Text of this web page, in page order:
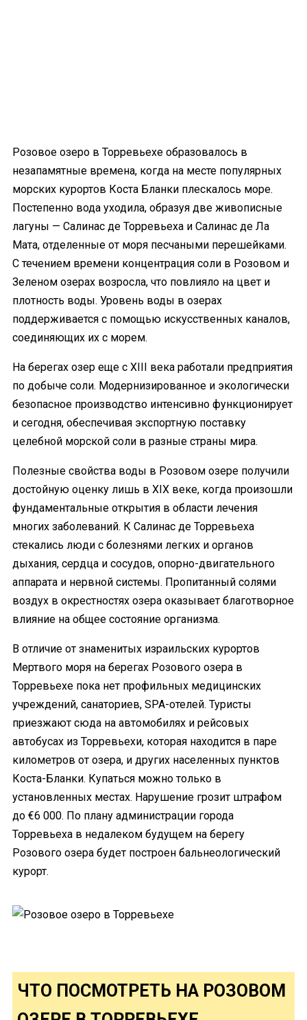
Розовое озеро в Торревьехе образовалось в
незапамятные времена, когда на месте популярных
морских курортов Коста Бланки плескалось море.
Постепенно вода уходила, образуя две живописные
лагуны — Салинас де Торревьеха и Салинас де Ла
Мата, отделенные от моря песчаными перешейками.
С течением времени концентрация соли в Розовом и
Зеленом озерах возросла, что повлияло на цвет и
плотность воды. Уровень воды в озерах
поддерживается с помощью искусственных каналов,
соединяющих их с морем.
На берегах озер еще с XIII века работали предприятия
по добыче соли. Модернизированное и экологически
безопасное производство интенсивно функционирует
и сегодня, обеспечивая экспортную поставку
целебной морской соли в разные страны мира.
Полезные свойства воды в Розовом озере получили
достойную оценку лишь в XIX веке, когда произошли
фундаментальные открытия в области лечения
многих заболеваний. К Салинас де Торревьеха
стекались люди с болезнями легких и органов
дыхания, сердца и сосудов, опорно-двигательного
аппарата и нервной системы. Пропитанный солями
воздух в окрестностях озера оказывает благотворное
влияние на общее состояние организма.
В отличие от знаменитых израильских курортов
Мертвого моря на берегах Розового озера в
Торревьехе пока нет профильных медицинских
учреждений, санаториев, SPA-отелей. Туристы
приезжают сюда на автомобилях и рейсовых
автобусах из Торревьехи, которая находится в паре
километров от озера, и других населенных пунктов
Коста-Бланки. Купаться можно только в
установленных местах. Нарушение грозит штрафом
до €6 000. По плану администрации города
Торревьеха в недалеком будущем на берегу
Розового озера будет построен бальнеологический
курорт.
ЧТО ПОСМОТРЕТЬ НА РОЗОВОМ